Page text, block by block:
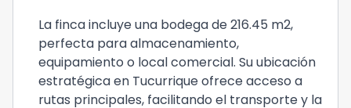
La finca incluye una bodega de 216.45 m2,
perfecta para almacenamiento,
equipamiento o local comercial. Su ubicación
estratégica en Tucurrique ofrece acceso a
rutas principales, facilitando el transporte y la